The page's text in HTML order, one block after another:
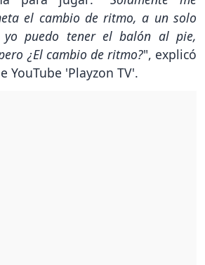
el cambio de ritmo, a un solo
puedo tener el balón al pie,
¿El cambio de ritmo?", explicó
YouTube 'Playzon TV'.